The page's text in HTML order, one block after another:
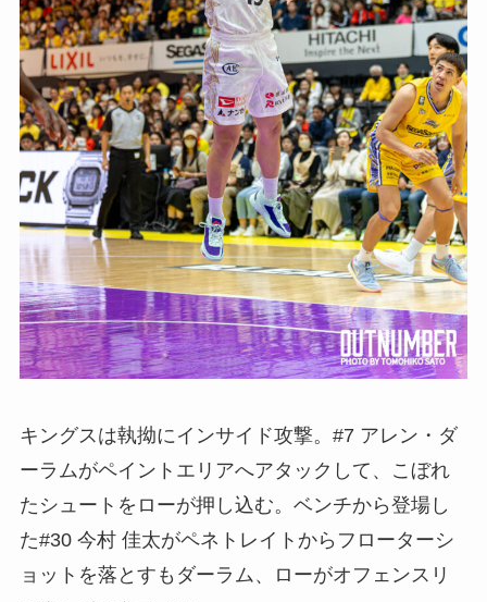
キングスは執拗にインサイド攻撃。#7 アレン・ダ
ーラムがペイントエリアへアタックして、こぼれ
たシュートをローが押し込む。ベンチから登場し
た#30 今村 佳太がペネトレイトからフローターシ
ョットを落とすもダーラム、ローがオフェンスリ